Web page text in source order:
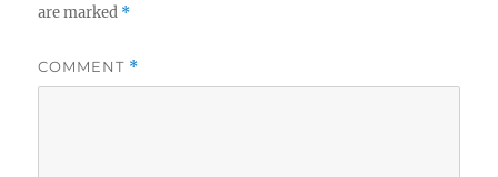
are marked *
COMMENT *